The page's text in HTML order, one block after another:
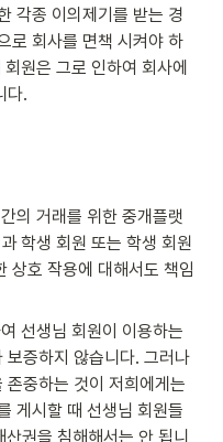
각종 이의제기를 받는 경
로 회사를 면책 시켜야 하
원은 그로 인하여 회사에
다.
의 거래를 위한 중개플랫
학생 회원 또는 학생 회원
상호 작용에 대해서도 책임
선생님 회원이 이용하는
보증하지 않습니다. 그러나
중하는 것이 저희에게는
게시할 때 선생님 회원들
권을 침해해서는 안 됩니